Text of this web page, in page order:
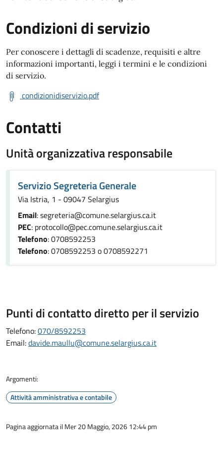
Condizioni di servizio
Per conoscere i dettagli di scadenze, requisiti e altre
informazioni importanti, leggi i termini e le condizioni
di servizio.
condizionidiservizio.pdf
Contatti
Unità organizzativa responsabile
Servizio Segreteria Generale
Via Istria, 1 - 09047 Selargius
Email: segreteria@comune.selargius.ca.it
PEC: protocollo@pec.comune.selargius.ca.it
Telefono: 0708592253
Telefono: 0708592253 o 0708592271
Punti di contatto diretto per il servizio
Telefono:070/8592253
Email:davide.maullu@comune.selargius.ca.it
Argomenti:
Attività amministrativa e contabile
Pagina aggiornata il Mer 20 Maggio, 2026 12:44 pm